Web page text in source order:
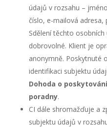
údajů v rozsahu –
číslo, e-mailová adresa,
Sdělení těchto
dobrovolné. Klient je
anonymně. Poskytnuté
identifikaci subjektu
Dohoda o
poradny.
CI dále shromažďuje a
subjektu údajů v